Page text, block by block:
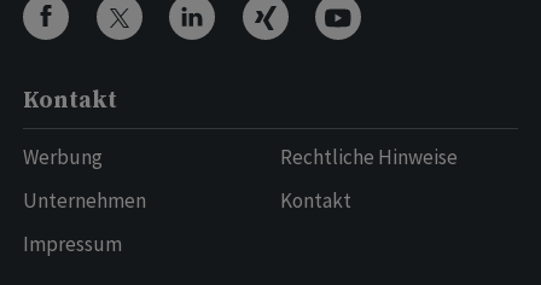
Kontakt
Werbung
Unternehmen
Impressum
Rechtliche Hinweise
Kontakt